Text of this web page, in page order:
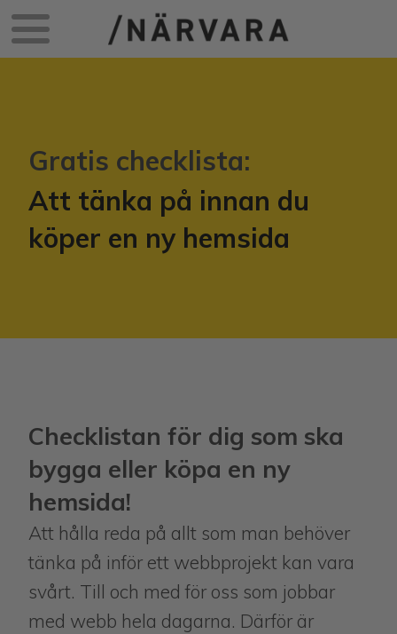
Gratis checklista:
Att tänka på innan du
köper en ny hemsida
Checklistan för dig som ska
bygga eller köpa en ny
hemsida!
Att hålla reda på allt som man behöver
tänka på inför ett webbprojekt kan vara
svårt. Till och med för oss som jobbar
med webb hela dagarna. Därför är